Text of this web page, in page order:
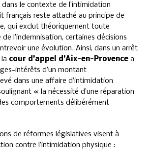
le contexte de l’intimidation
français reste attaché au principe de
qui exclut théoriquement toute
l’indemnisation, certaines décisions
une évolution. Ainsi, dans un arrêt
cour d’appel d’Aix-en-Provence a
intérêts d’un montant
dans une affaire d’intimidation
« la nécessité d’une réparation
comportements délibérément
de réformes législatives visent à
contre l’intimidation physique :